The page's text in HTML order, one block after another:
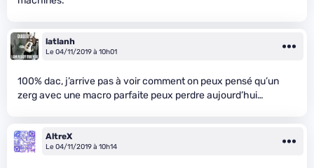
latlanh
Le 04/11/2019 à 10h01
100% dac, j’arrive pas à voir comment on peux pensé qu’un
zerg avec une macro parfaite peux perdre aujourd’hui…
AltreX
Le 04/11/2019 à 10h14